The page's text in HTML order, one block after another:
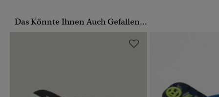
Das Könnte Ihnen Auch Gefallen...